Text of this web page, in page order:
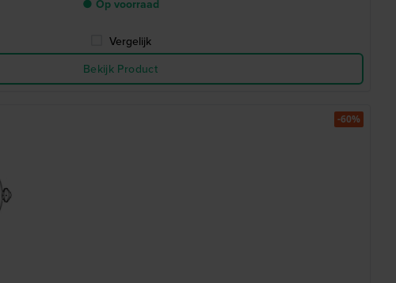
● Op voorraad
Vergelijk
Bekijk Product
-60%